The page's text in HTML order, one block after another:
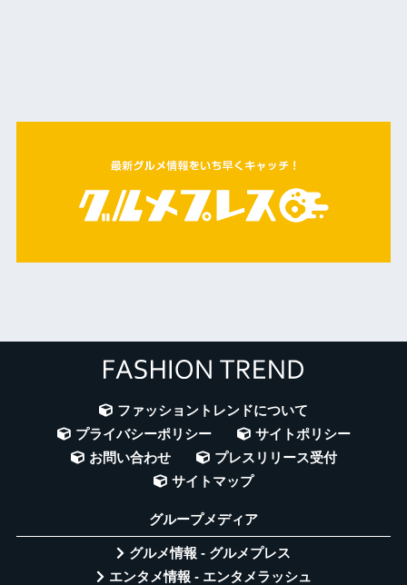
ファッショントレンドについて
プライバシーポリシー
サイトポリシー
お問い合わせ
プレスリリース受付
サイトマップ
グループメディア
グルメ情報 - グルメプレス
エンタメ情報 - エンタメラッシュ